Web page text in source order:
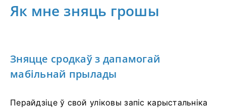
Як мне зняць грошы
Зняцце сродкаў з дапамогай
мабільнай прылады
Перайдзіце ў свой уліковы запіс карыстальніка